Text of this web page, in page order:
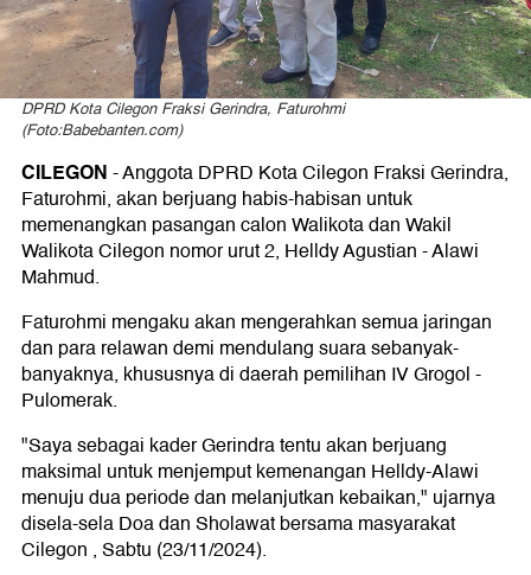
DPRD Kota Cilegon Fraksi Gerindra, Faturohmi
(Foto:Babebanten.com)
CILEGON- Anggota DPRD Kota Cilegon Fraksi Gerindra,
Faturohmi, akan berjuang habis-habisan untuk
memenangkan pasangan calon Walikota dan Wakil
Walikota Cilegon nomor urut 2, Helldy Agustian - Alawi
Mahmud.
Faturohmi mengaku akan mengerahkan semua jaringan
dan para relawan demi mendulang suara sebanyak-
banyaknya, khususnya di daerah pemilihan IV Grogol -
Pulomerak.
"Saya sebagai kader Gerindra tentu akan berjuang
maksimal untuk menjemput kemenangan Helldy-Alawi
menuju dua periode dan melanjutkan kebaikan," ujarnya
disela-sela Doa dan Sholawat bersama masyarakat
Cilegon , Sabtu (23/11/2024).